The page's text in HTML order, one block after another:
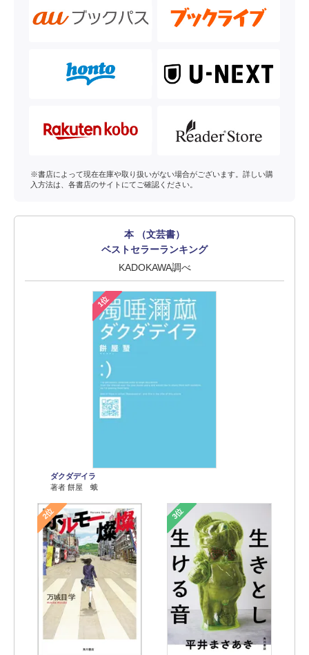
※書店によって現在在庫や取り扱いがない場合がございます。詳しい購
入方法は、各書店のサイトにてご確認ください。
本 （文芸書）
ベストセラーランキング
KADOKAWA調べ
1位
ダクダデイラ
著者 餅屋 蛾
2位 3位